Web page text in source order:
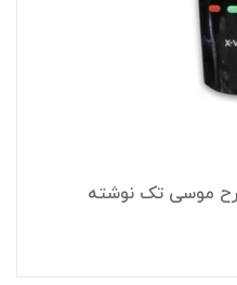
موسی تک نوشته